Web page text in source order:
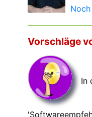
Vorschläge
In